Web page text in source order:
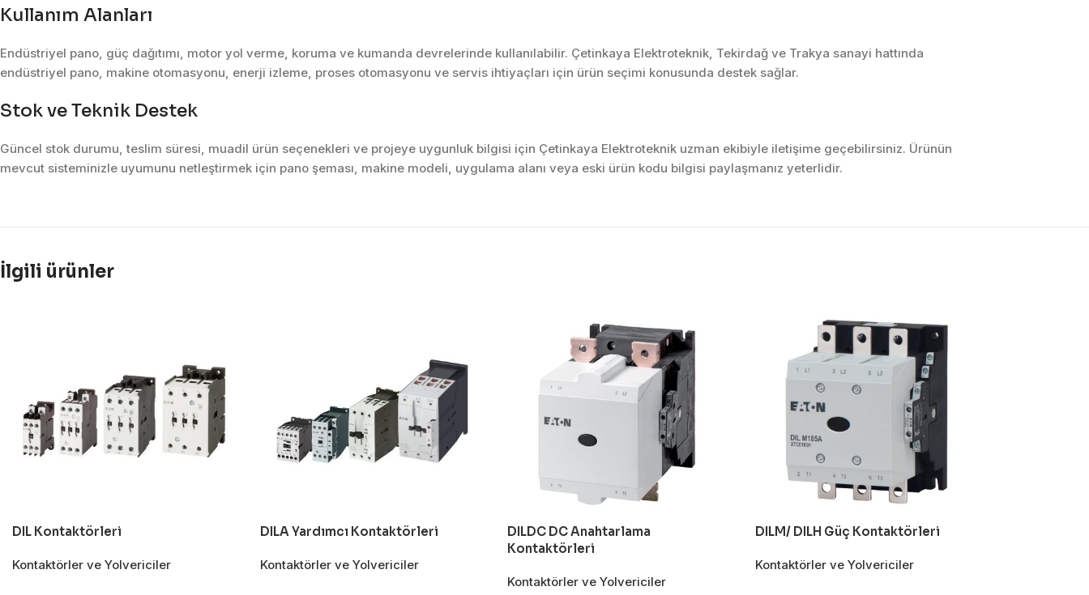
Ölçüm Sistemleri
Kullanım Alanları
Endüstriyel pano, güç dağıtımı, motor yol verme, koruma ve kumanda devrelerinde kullanılabilir. Çetinkaya Elektroteknik, Tekirdağ ve Trakya sanayi hattında
endüstriyel pano, makine otomasyonu, enerji izleme, proses otomasyonu ve servis ihtiyaçları için ürün seçimi konusunda destek sağlar.
Stok ve Teknik Destek
Güncel stok durumu, teslim süresi, muadil ürün seçenekleri ve projeye uygunluk bilgisi için Çetinkaya Elektroteknik uzman ekibiyle iletişime geçebilirsiniz. Ürünün
mevcut sisteminizle uyumunu netleştirmek için pano şeması, makine modeli, uygulama alanı veya eski ürün kodu bilgisi paylaşmanız yeterlidir.
İlgili ürünler
DIL Kontaktörleri
Kontaktörler ve Yolvericiler
DILA Yardımcı Kontaktörleri
Kontaktörler ve Yolvericiler
DILDC DC Anahtarlama
Kontaktörleri
Kontaktörler ve Yolvericiler
DILM/ DILH Güç Kontaktörleri
Kontaktörler ve Yolvericiler